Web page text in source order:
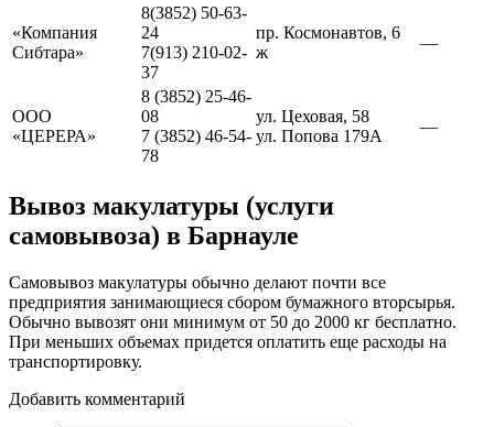
«Компания
Сибтара»
8(3852) 50-63-
24
7(913) 210-02-
37
пр. Космонавтов, 6
ж
—
ООО
«ЦЕРЕРА»
8 (3852) 25-46-
08
7 (3852) 46-54-
78
ул. Цеховая, 58
ул. Попова 179А
—
Вывоз макулатуры (услуги
самовывоза) в Барнауле
Самовывоз макулатуры обычно делают почти все
предприятия занимающиеся сбором бумажного вторсырья.
Обычно вывозят они минимум от 50 до 2000 кг бесплатно.
При меньших объемах придется оплатить еще расходы на
транспортировку.
Добавить комментарий